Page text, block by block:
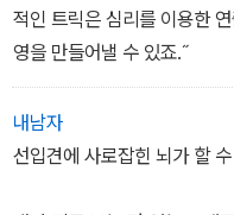
더군요. 포획된 사례가 많지
징어보다 크지 않을까 이야기
적인 트릭은 심리를 이용한
영을 만들어낼 수 있죠.˝
내남자
선입견에 사로잡힌 뇌가 할